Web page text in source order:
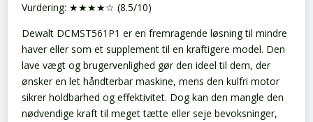
Vurdering: ★★★★☆ (8.5/10)
Dewalt DCMST561P1 er en fremragende løsning til mindre
haver eller som et supplement til en kraftigere model. Den
lave vægt og brugervenlighed gør den ideel til dem, der
ønsker en let håndterbar maskine, mens den kulfri motor
sikrer holdbarhed og effektivitet. Dog kan den mangle den
nødvendige kraft til meget tætte eller seje bevoksninger,